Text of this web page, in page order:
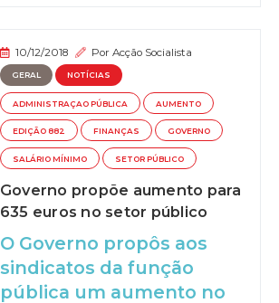
10/12/2018 PorAcção Socialista
GERAL NOTÍCIAS
ADMINISTRAÇAO PÚBLICA AUMENTO
EDIÇÃO 882 FINANÇAS GOVERNO
SALÁRIO MÍNIMO SETOR PÚBLICO
Governo propõe aumento para
635 euros no setor público
O Governo propôs aos
sindicatos da função
pública um aumento no